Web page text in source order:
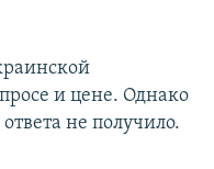
и цене. Однако
не получило.